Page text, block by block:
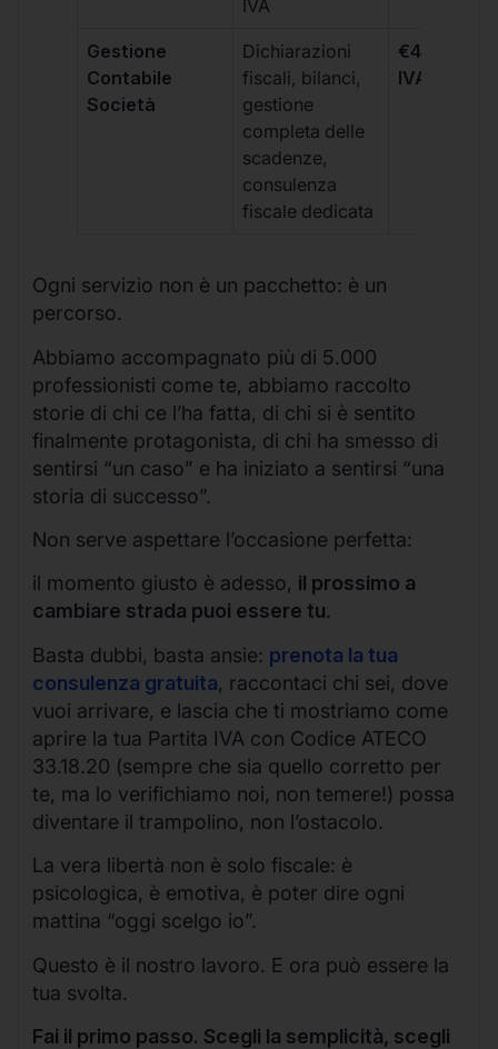
IVA
Gestione
Contabile
Società
Dichiarazioni
fiscali, bilanci,
gestione
completa delle
scadenze,
consulenza
fiscale dedicata
€499 +
IVA/
Ogni servizio non è un pacchetto: è un
percorso.
Abbiamo accompagnato più di 5.000
professionisti come te, abbiamo raccolto
storie di chi ce l’ha fatta, di chi si è sentito
finalmente protagonista, di chi ha smesso di
sentirsi “un caso” e ha iniziato a sentirsi “una
storia di successo”.
Non serve aspettare l’occasione perfetta:
il momento giusto è adesso, il prossimo a
cambiare strada puoi essere tu.
Basta dubbi, basta ansie: prenota la tua
consulenza gratuita, raccontaci chi sei, dove
vuoi arrivare, e lascia che ti mostriamo come
aprire la tua Partita IVA con Codice ATECO
33.18.20 (sempre che sia quello corretto per
te, ma lo verifichiamo noi, non temere!) possa
diventare il trampolino, non l’ostacolo.
La vera libertà non è solo fiscale: è
psicologica, è emotiva, è poter dire ogni
mattina “oggi scelgo io”.
Questo è il nostro lavoro. E ora può essere la
tua svolta.
Fai il primo passo. Scegli la semplicità, scegli